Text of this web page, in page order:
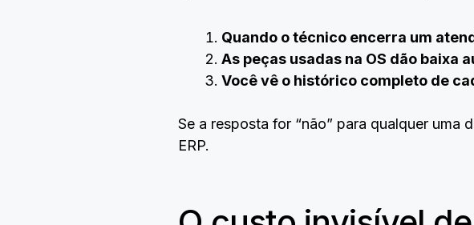
Quando o técnico encerra um
As peças usadas na OS dão baixa
Você vê o histórico completo de
Se a resposta for “não” para qualquer
ERP.